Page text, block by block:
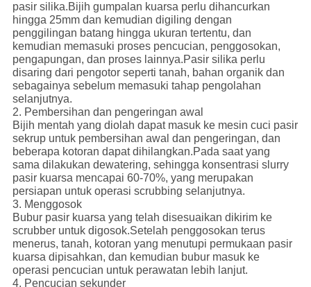
pasir silika.Bijih gumpalan kuarsa perlu dihancurkan
hingga 25mm dan kemudian digiling dengan
penggilingan batang hingga ukuran tertentu, dan
kemudian memasuki proses pencucian, penggosokan,
pengapungan, dan proses lainnya.Pasir silika perlu
disaring dari pengotor seperti tanah, bahan organik dan
sebagainya sebelum memasuki tahap pengolahan
selanjutnya.
2. Pembersihan dan pengeringan awal
Bijih mentah yang diolah dapat masuk ke mesin cuci pasir
sekrup untuk pembersihan awal dan pengeringan, dan
beberapa kotoran dapat dihilangkan.Pada saat yang
sama dilakukan dewatering, sehingga konsentrasi slurry
pasir kuarsa mencapai 60-70%, yang merupakan
persiapan untuk operasi scrubbing selanjutnya.
3. Menggosok
Bubur pasir kuarsa yang telah disesuaikan dikirim ke
scrubber untuk digosok.Setelah penggosokan terus
menerus, tanah, kotoran yang menutupi permukaan pasir
kuarsa dipisahkan, dan kemudian bubur masuk ke
operasi pencucian untuk perawatan lebih lanjut.
4. Pencucian sekunder